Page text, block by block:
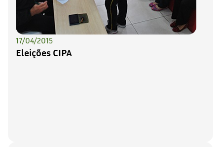
17/04/2015
Eleições CIPA